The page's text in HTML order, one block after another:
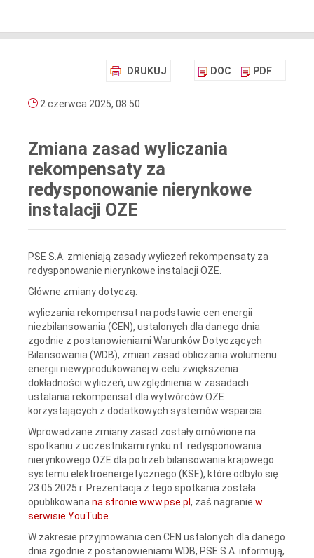
DRUKUJ DOC PDF
2 czerwca 2025, 08:50
Zmiana zasad wyliczania
rekompensaty za
redysponowanie nierynkowe
instalacji OZE
PSE S.A. zmieniają zasady wyliczeń rekompensaty za
redysponowanie nierynkowe instalacji OZE.
Główne zmiany dotyczą:
wyliczania rekompensat na podstawie cen energii
niezbilansowania (CEN), ustalonych dla danego dnia
zgodnie z postanowieniami Warunków Dotyczących
Bilansowania (WDB), zmian zasad obliczania wolumenu
energii niewyprodukowanej w celu zwiększenia
dokładności wyliczeń, uwzględnienia w zasadach
ustalania rekompensat dla wytwórców OZE
korzystających z dodatkowych systemów wsparcia.
Wprowadzane zmiany zasad zostały omówione na
spotkaniu z uczestnikami rynku nt. redysponowania
nierynkowego OZE dla potrzeb bilansowania krajowego
systemu elektroenergetycznego (KSE), które odbyło się
23.05.2025 r. Prezentacja z tego spotkania została
opublikowana na stronie www.pse.pl , zaś nagranie w
serwisie YouTube
W zakresie przyjmowania cen CEN ustalonych dla danego
dnia zgodnie z postanowieniami WDB, PSE S.A. informują,